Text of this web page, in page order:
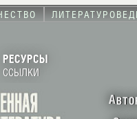
РЕСУРСЫ
ССЫЛКИ
А